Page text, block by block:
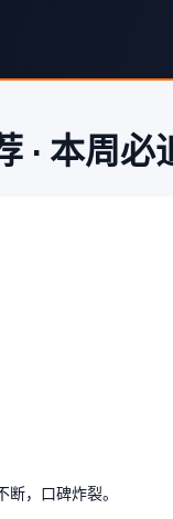
· 本周必
，口碑炸裂。